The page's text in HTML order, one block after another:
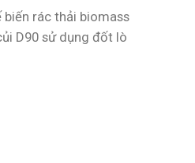
biến rác thải biomass
D90 sử dụng đốt lò